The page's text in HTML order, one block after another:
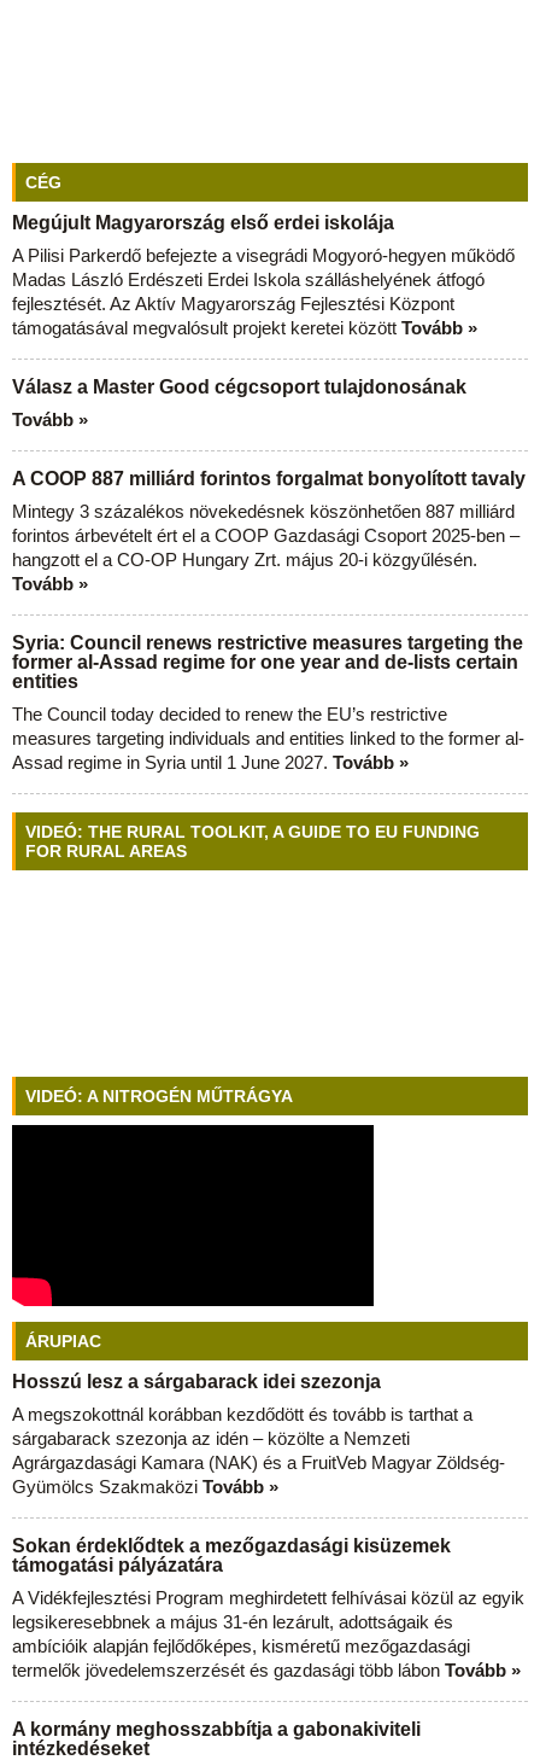
CÉG
Megújult Magyarország első erdei iskolája
A Pilisi Parkerdő befejezte a visegrádi Mogyoró-hegyen működő
Madas László Erdészeti Erdei Iskola szálláshelyének átfogó
fejlesztését. Az Aktív Magyarország Fejlesztési Központ
támogatásával megvalósult projekt keretei között Tovább »
Válasz a Master Good cégcsoport tulajdonosának
Tovább »
A COOP 887 milliárd forintos forgalmat bonyolított tavaly
Mintegy 3 százalékos növekedésnek köszönhetően 887 milliárd
forintos árbevételt ért el a COOP Gazdasági Csoport 2025-ben –
hangzott el a CO-OP Hungary Zrt. május 20-i közgyűlésén.
Tovább »
Syria: Council renews restrictive measures targeting the
former al-Assad regime for one year and de-lists certain
entities
The Council today decided to renew the EU’s restrictive
measures targeting individuals and entities linked to the former al-
Assad regime in Syria until 1 June 2027. Tovább »
VIDEÓ: THE RURAL TOOLKIT, A GUIDE TO EU FUNDING
FOR RURAL AREAS
VIDEÓ: A NITROGÉN MŰTRÁGYA
ÁRUPIAC
Hosszú lesz a sárgabarack idei szezonja
A megszokottnál korábban kezdődött és tovább is tarthat a
sárgabarack szezonja az idén – közölte a Nemzeti
Agrárgazdasági Kamara (NAK) és a FruitVeb Magyar Zöldség-
Gyümölcs Szakmaközi Tovább »
Sokan érdeklődtek a mezőgazdasági kisüzemek
támogatási pályázatára
A Vidékfejlesztési Program meghirdetett felhívásai közül az egyik
legsikeresebbnek a május 31-én lezárult, adottságaik és
ambícióik alapján fejlődőképes, kisméretű mezőgazdasági
termelők jövedelemszerzését és gazdasági több lábon Tovább »
A kormány meghosszabbítja a gabonakiviteli
intézkedéseket